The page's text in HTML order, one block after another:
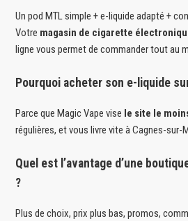
Un pod MTL simple + e-liquide adapté +
Votre magasin de cigarette
ligne vous permet de commander tout au
Pourquoi acheter son e-liquide
Parce que Magic Vape vise le site le
régulières, et vous livre vite à Cagnes-sur-
Quel est l’avantage d’une
?
Plus de choix, prix plus bas, promos,